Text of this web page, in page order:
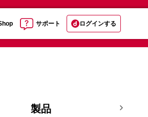
サポート ログインする
製品